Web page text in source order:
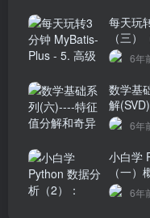
每天玩
（三）
6年
数学基
解(SVD)
6年
小白学
（一）
6年